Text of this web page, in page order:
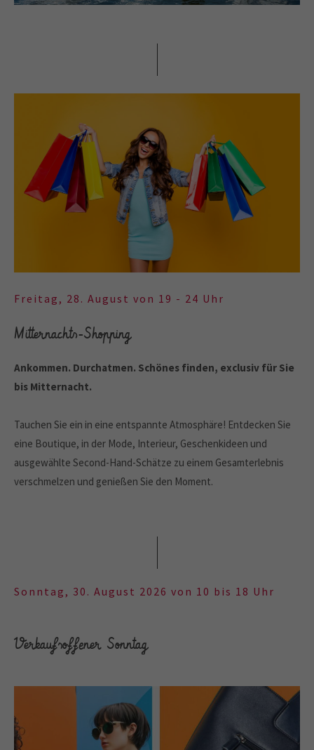
Freitag, 28. August von 19 - 24 Uhr
Mitternachts-Shopping
Ankommen. Durchatmen. Schönes finden, exclusiv für Sie
bis Mitternacht.
Tauchen Sie ein in eine entspannte Atmosphäre! Entdecken Sie
eine Boutique, in der Mode, Interieur, Geschenkideen und
ausgewählte Second-Hand-Schätze zu einem Gesamterlebnis
verschmelzen und genießen Sie den Moment.
Sonntag, 30. August 2026 von 10 bis 18 Uhr
Verkaufsoffener Sonntag